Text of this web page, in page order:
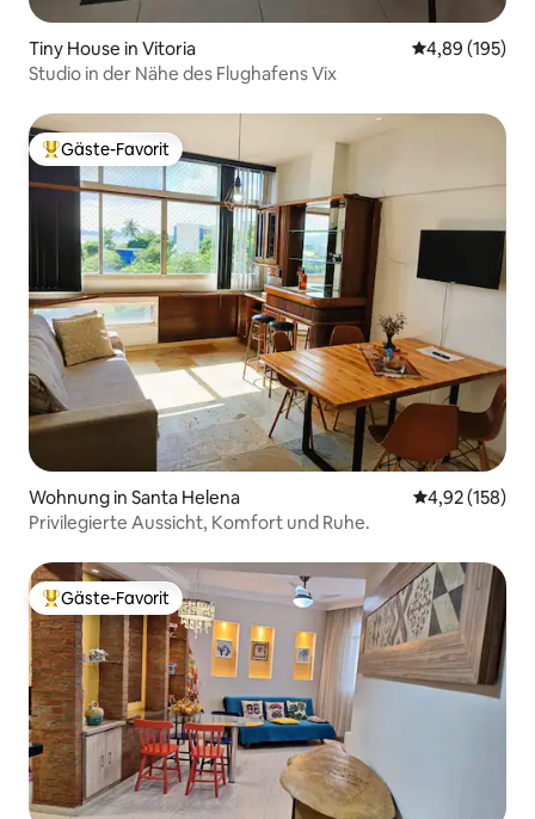
Tiny House in Vitoria
4,89 (195)
Studio in der Nähe des Flughafens Vix
Beliebter Gäste-Favorit.
Gäste-Favorit
Wohnung in Santa Helena
4,92 (158)
Privilegierte Aussicht, Komfort und Ruhe.
Beliebter Gäste-Favorit.
Gäste-Favorit